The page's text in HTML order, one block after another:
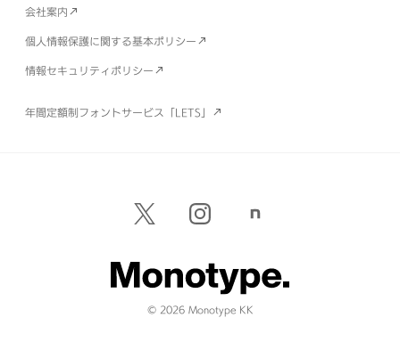
会社案内
個人情報保護に関する基本ポリシー
情報セキュリティポリシー
年間定額制フォントサービス「LETS」
© 2026 Monotype KK